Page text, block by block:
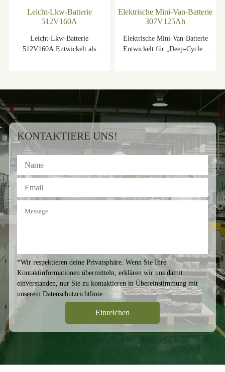
Leicht-Lkw-Batterie
512V160A
Leicht-Lkw-Batterie
512V160A Entwickelt als
Nennspannung 512 V beträgt
und die Energie 81,9 kWh
beträgt.
Elektrische Mini-Van-Batterie
307V125Ah
Elektrische Mini-Van-Batterie
Entwickelt für „Deep-Cycle“,
Nennspannung 307,2 V beträgt
und die Energie 38,4 kWh
beträgt.
KONTAKTIERE UNS!
*Wir respektieren deine Privatsphäre. Wenn Sie Ihre
Kontaktinformationen übermitteln, erklären wir uns damit
einverstanden, nur Sie zu kontaktieren in Übereinstimmung mit
unseremDatenschutzrichtlinie